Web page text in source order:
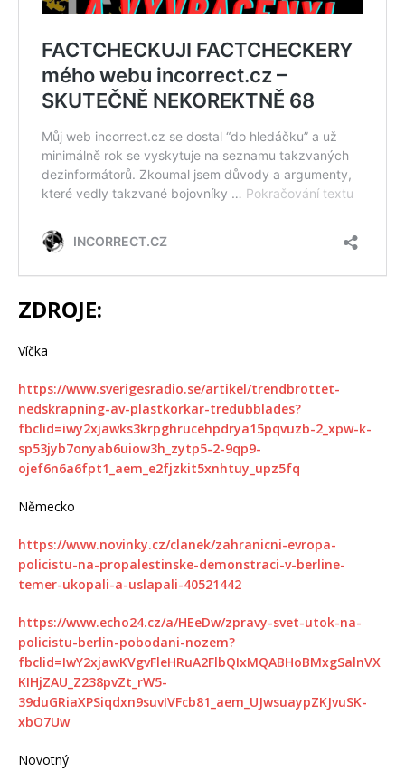
ZDROJE:
Víčka
https://www.sverigesradio.se/artikel/trendbrottet-
nedskrapning-av-plastkorkar-tredubblades?
fbclid=iwy2xjawks3krpghrucehpdrya15pqvuzb-2_xpw-k-
sp53jyb7onyab6uiow3h_zytp5-2-9qp9-
ojef6n6a6fpt1_aem_e2fjzkit5xnhtuy_upz5fq
Německo
https://www.novinky.cz/clanek/zahranicni-evropa-
policistu-na-propalestinske-demonstraci-v-berline-
temer-ukopali-a-uslapali-40521442
https://www.echo24.cz/a/HEeDw/zpravy-svet-utok-na-
policistu-berlin-pobodani-nozem?
fbclid=IwY2xjawKVgvFleHRuA2FlbQIxMQABHoBMxgSalnVX
KIHjZAU_Z238pvZt_rW5-
39duGRiaXPSiqdxn9suvIVFcb81_aem_UJwsuaypZKJvuSK-
xbO7Uw
Novotný